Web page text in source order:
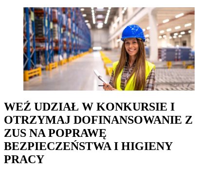
WEŹ UDZIAŁ W KONKURSIE I
OTRZYMAJ DOFINANSOWANIE Z
ZUS NA POPRAWĘ
BEZPIECZEŃSTWA I HIGIENY
PRACY